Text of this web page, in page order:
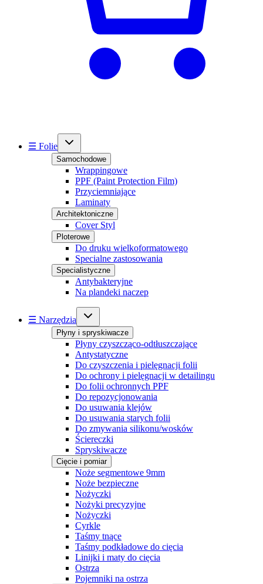
☰ Folie
Samochodowe
Wrappingowe
PPF (Paint Protection Film)
Przyciemniające
Laminaty
Architektoniczne
Cover Styl
Ploterowe
Do druku wielkoformatowego
Specialne zastosowania
Specialistyczne
Antybakteryjne
Na plandeki naczep
☰ Narzędzia
Płyny i spryskiwacze
Płyny czyszcząco-odtłuszczające
Antystatyczne
Do czyszczenia i pielęgnacji folii
Do ochrony i pielęgnacji w detailingu
Do folii ochronnych PPF
Do repozycjonowania
Do usuwania klejów
Do usuwania starych folii
Do zmywania silikonu/wosków
Ściereczki
Spryskiwacze
Cięcie i pomiar
Noże segmentowe 9mm
Noże bezpieczne
Nożyczki
Nożyki precyzyjne
Nożyczki
Cyrkle
Taśmy tnące
Taśmy podkładowe do cięcia
Linijki i maty do cięcia
Ostrza
Pojemniki na ostrza